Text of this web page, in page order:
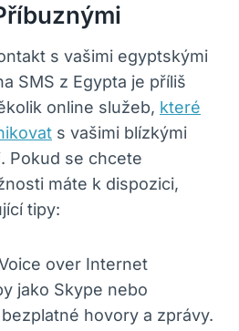
s vašimi egyptskými
SMS z Egypta je příliš
online služeb, které
s vašimi blízkými
Pokud se chcete
máte k dispozici,
tipy:
over Internet
jako Skype nebo
hovory a zprávy.